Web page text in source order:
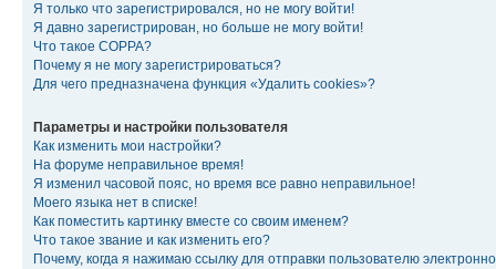
Я только что зарегистрировался, но не могу войти!
Я давно зарегистрирован, но больше не могу войти!
Что такое COPPA?
Почему я не могу зарегистрироваться?
Для чего предназначена функция «Удалить cookies»?
Параметры и настройки пользователя
Как изменить мои настройки?
На форуме неправильное время!
Я изменил часовой пояс, но время все равно неправильное!
Моего языка нет в списке!
Как поместить картинку вместе со своим именем?
Что такое звание и как изменить его?
Почему, когда я нажимаю ссылку для отправки пользователю